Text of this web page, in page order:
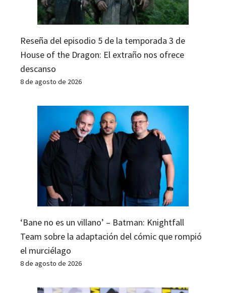
Reseña del episodio 5 de la temporada 3 de
House of the Dragon: El extraño nos ofrece
descanso
8 de agosto de 2026
‘Bane no es un villano’ – Batman: Knightfall
Team sobre la adaptación del cómic que rompió
el murciélago
8 de agosto de 2026